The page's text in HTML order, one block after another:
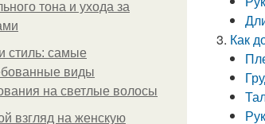
тона и ухода за
стиль: самые
виды
на светлые волосы
взгляд на женскую
Как